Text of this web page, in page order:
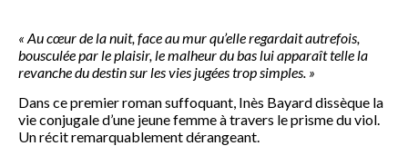
« Au cœur de la nuit, face au mur qu’elle regardait autrefois,
bousculée par le plaisir, le malheur du bas lui apparaît telle la
revanche du destin sur les vies jugées trop simples. »
Dans ce premier roman suffoquant, Inès Bayard dissèque la
vie conjugale d’une jeune femme à travers le prisme du viol.
Un récit remarquablement dérangeant.